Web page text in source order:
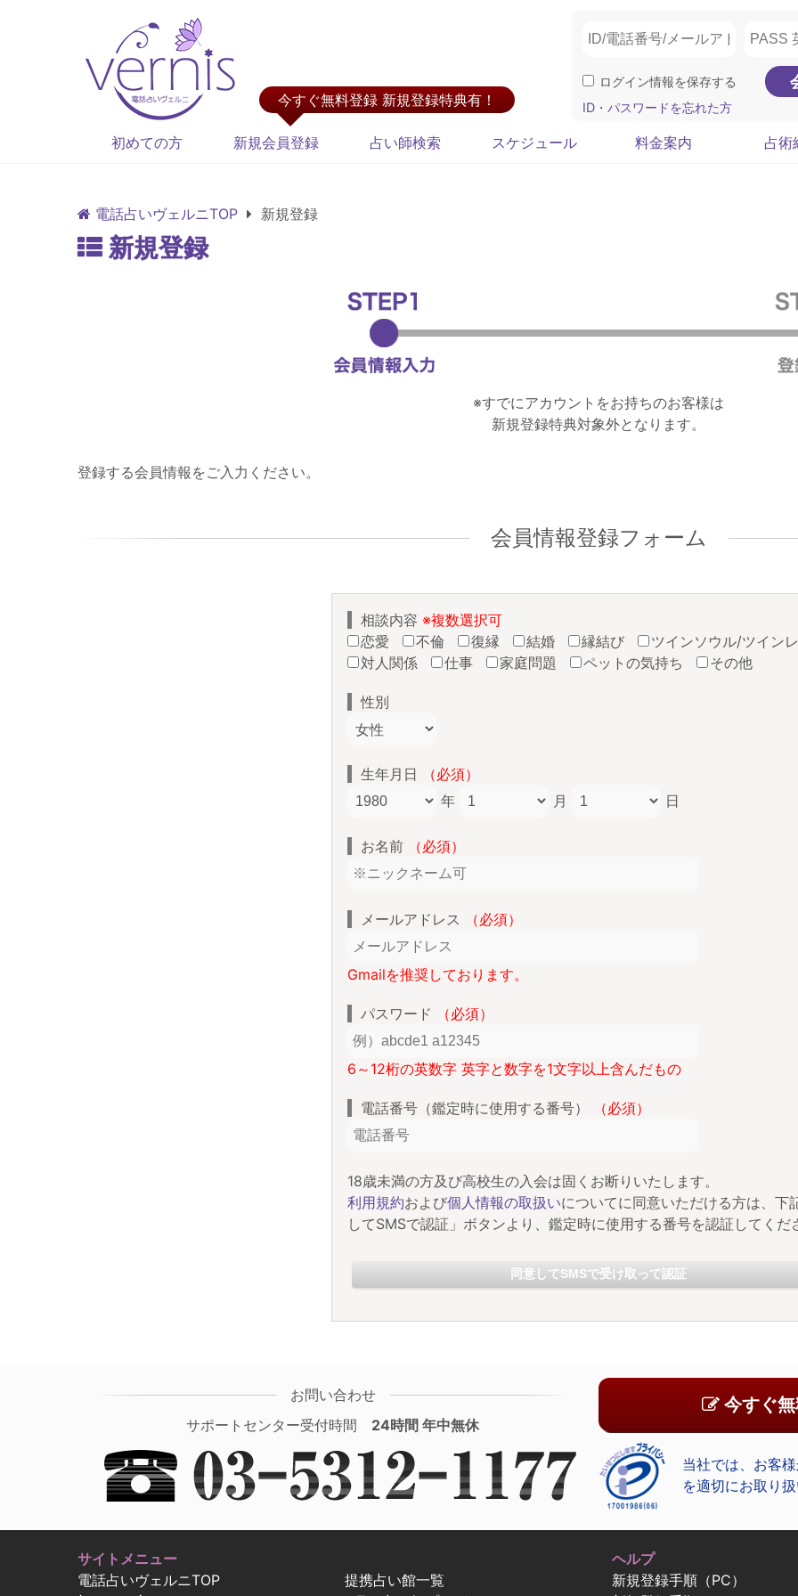
今すぐ無料登録 新規登録特典有！
ログイン情報を保存する
ID・パスワードを忘れた方
初めての方 新規会員登録 占い師検索 スケジュール 料金案内 占術
電話占いヴェルニTOP 新規登録
新規登録
※すでにアカウントをお持ちのお客様は
新規登録特典対象外となります。
登録する会員情報をご入力ください。
会員情報登録フォーム
相談内容 ※複数選択可
恋愛
不倫 復縁 結婚 縁結び
ツインソウル/ツイン
対人関係
仕事 家庭問題 ペットの気持ち その他
性別
生年月日
（必須）
年
月 日
お名前 （必須）
メールアドレス （必須）
Gmailを推奨しております。
パスワード （必須）
6～12桁の英数字 英字と数字を1文字以上含んだもの
電話番号（鑑定時に使用する番号） （必須）
18歳未満の方及び高校生の入会は固くお断りいたします。
利用規約および個人情報の取扱いについてに同意いただける方は、下
してSMSで認証」ボタンより、鑑定時に使用する番号を認証してくだ
同意してSMSで受け取って認証
お問い合わせ
サポートセンター受付時間 24時間 年中無休
今すぐ無
当社では、お客
を適切にお取り
サイトメニュー
電話占いヴェルニTOP
提携占い館一覧
ヘルプ
新規登録手順（PC）